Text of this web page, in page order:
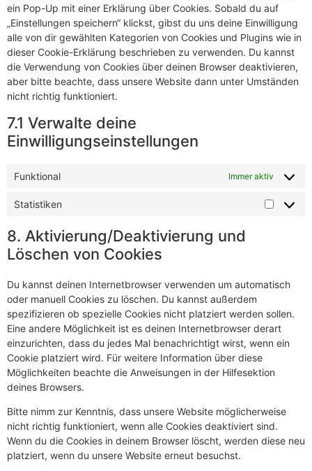
ein Pop-Up mit einer Erklärung über Cookies. Sobald du auf
„Einstellungen speichern“ klickst, gibst du uns deine Einwilligung
alle von dir gewählten Kategorien von Cookies und Plugins wie in
dieser Cookie-Erklärung beschrieben zu verwenden. Du kannst
die Verwendung von Cookies über deinen Browser deaktivieren,
aber bitte beachte, dass unsere Website dann unter Umständen
nicht richtig funktioniert.
7.1 Verwalte deine
Einwilligungseinstellungen
Funktional Immer aktiv
Statistiken
8. Aktivierung/Deaktivierung und
Löschen von Cookies
Du kannst deinen Internetbrowser verwenden um automatisch
oder manuell Cookies zu löschen. Du kannst außerdem
spezifizieren ob spezielle Cookies nicht platziert werden sollen.
Eine andere Möglichkeit ist es deinen Internetbrowser derart
einzurichten, dass du jedes Mal benachrichtigt wirst, wenn ein
Cookie platziert wird. Für weitere Information über diese
Möglichkeiten beachte die Anweisungen in der Hilfesektion
deines Browsers.
Bitte nimm zur Kenntnis, dass unsere Website möglicherweise
nicht richtig funktioniert, wenn alle Cookies deaktiviert sind.
Wenn du die Cookies in deinem Browser löscht, werden diese neu
platziert, wenn du unsere Website erneut besuchst.